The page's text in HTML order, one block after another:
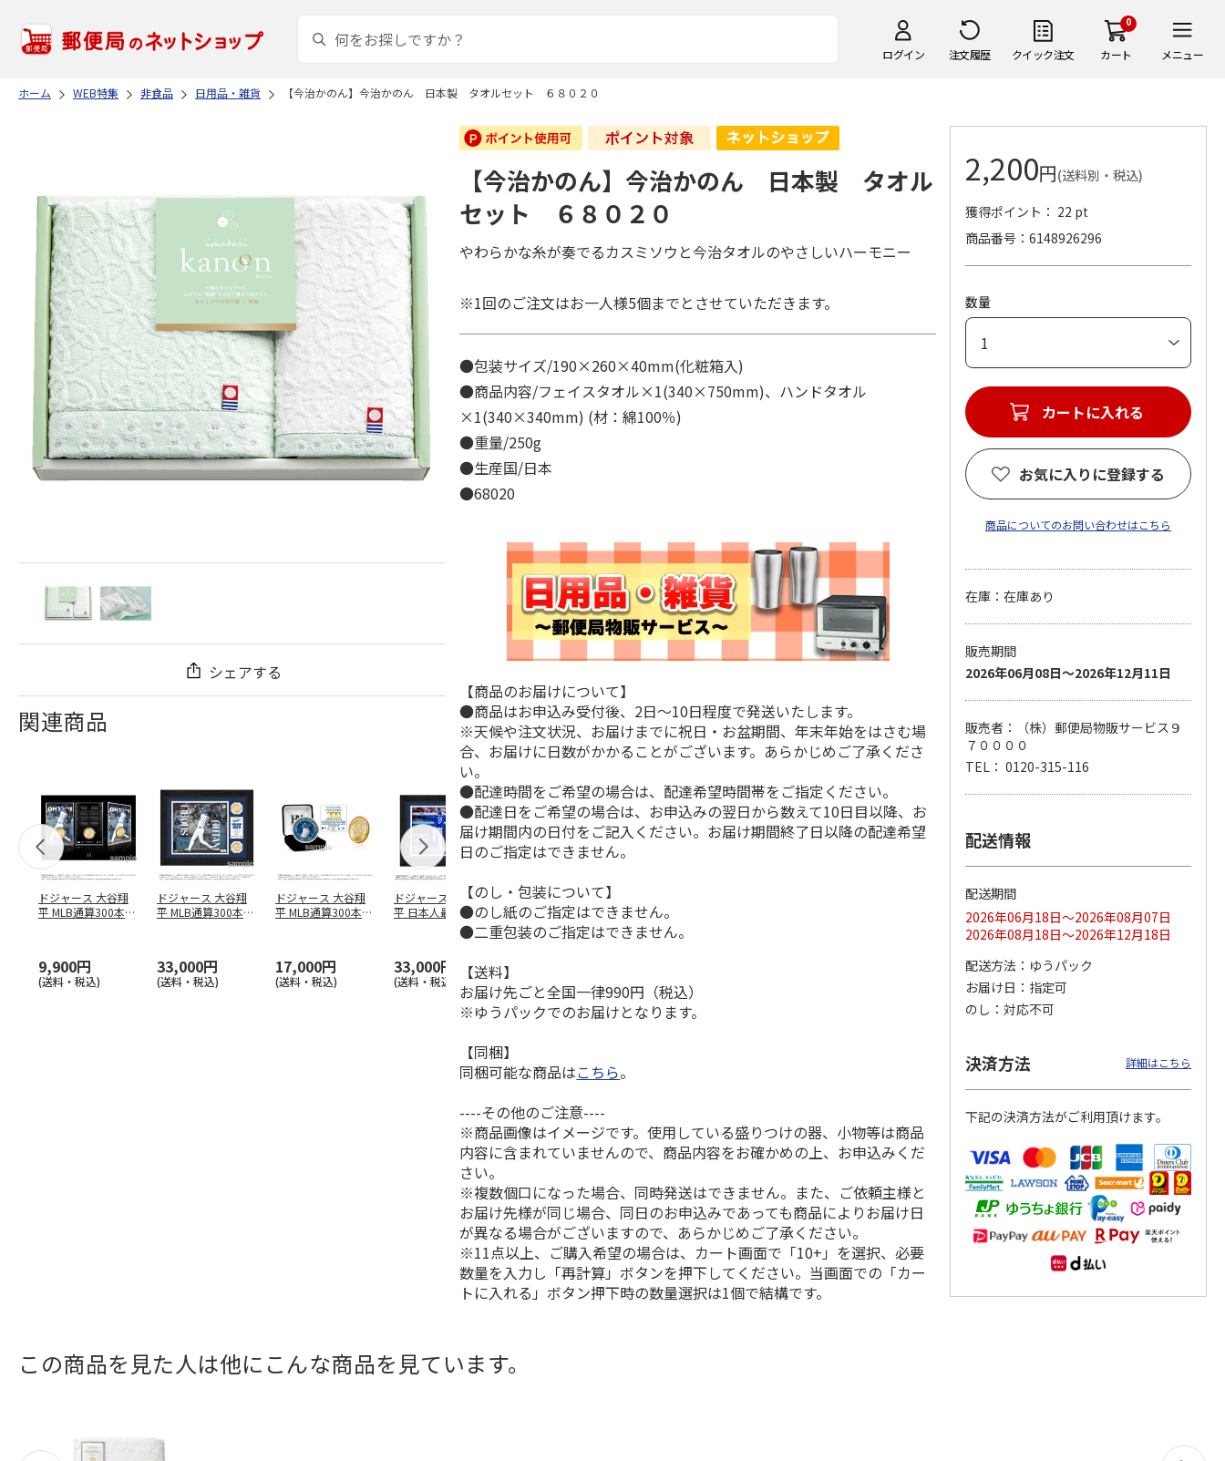
ログイン 注文履歴 クイック注文
0
カート メニュー
ホーム WEB特集 非食品 日用品・雑貨 【今治かのん】今治かのん 日本製 タオルセット ６８０２０
シェアする
関連商品
ドジャース 大谷翔
平 MLB通算300本塁
9,900円
(送料・税込)
ドジャース 大谷翔
平 MLB通算300本塁
33,000円
(送料・税込)
ドジャース 大谷翔
平 MLB通算300本塁
17,000円
(送料・税込)
ドジャース 大谷翔
平 日本人最多53試
合連続出塁記念 ダ
33,000円
(送料・税込)
MLB ドジャース 大
谷翔平 2026 NL 3・
4月投手…
平 日本人最多53試
合連続出塁記念 コ
イ…
ドジャース 大谷翔
平 日本人最多53試
合連続出塁記念 シ
ル…
17,000円
(送料・税込)
谷翔平 2026 NL 3・
4月投手…
【今治かのん】今治かのん 日本製 タオル
セット ６８０２０
やわらかな糸が奏でるカスミソウと今治タオルのやさしいハーモニー
※1回のご注文はお一人様5個までとさせていただきます。
●包装サイズ/190×260×40mm(化粧箱入)
●商品内容/フェイスタオル×1(340×750mm)、ハンドタオル
×1(340×340mm) (材：綿100％)
●重量/250g
●生産国/日本
●68020
【商品のお届けについて】
●商品はお申込み受付後、2日～10日程度で発送いたします。
※天候や注文状況、お届けまでに祝日・お盆期間、年末年始をはさむ場
合、お届けに日数がかかることがございます。あらかじめご了承くださ
い。
●配達時間をご希望の場合は、配達希望時間帯をご指定ください。
●配達日をご希望の場合は、お申込みの翌日から数えて10日目以降、お
届け期間内の日付をご記入ください。お届け期間終了日以降の配達希望
日のご指定はできません。
【のし・包装について】
●のし紙のご指定はできません。
●二重包装のご指定はできません。
【送料】
お届け先ごと全国一律990円（税込）
※ゆうパックでのお届けとなります。
【同梱】
同梱可能な商品はこちら。
----その他のご注意----
※商品画像はイメージです。使用している盛りつけの器、小物等は商品
内容に含まれていませんので、商品内容をお確かめの上、お申込みくだ
さい。
※複数個口になった場合、同時発送はできません。また、ご依頼主様と
お届け先様が同じ場合、同日のお申込みであっても商品によりお届け日
が異なる場合がございますので、あらかじめご了承ください。
※11点以上、ご購入希望の場合は、カート画面で「10+」を選択、必要
数量を入力し「再計算」ボタンを押下してください。当画面での「カー
トに入れる」ボタン押下時の数量選択は1個で結構です。
2,200円(送料別・税込)
獲得ポイント： 22 pt
商品番号
6148926296
数量
カートに入れる
お気に入りに登録する
商品についてのお問い合わせはこちら
在庫：在庫あり
販売期間
2026年06月08日～2026年12月11日
販売者：（株）郵便局物販サービス９
７００００
TEL： 0120-315-116
配送情報
配送期間
2026年06月18日～2026年08月07日
2026年08月18日～2026年12月18日
配送方法
ゆうパック
お届け日
指定可
のし
対応不可
決済方法 詳細はこちら
下記の決済方法がご利用頂けます。
この商品を見た人は他にこんな商品を見ています。